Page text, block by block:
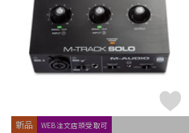
Universal Audio
VI Labs
VIENNA
Labs
WaveDNA
xlnaudio
XSONIC
RELAB Development
新品 WEB注文店頭受取可